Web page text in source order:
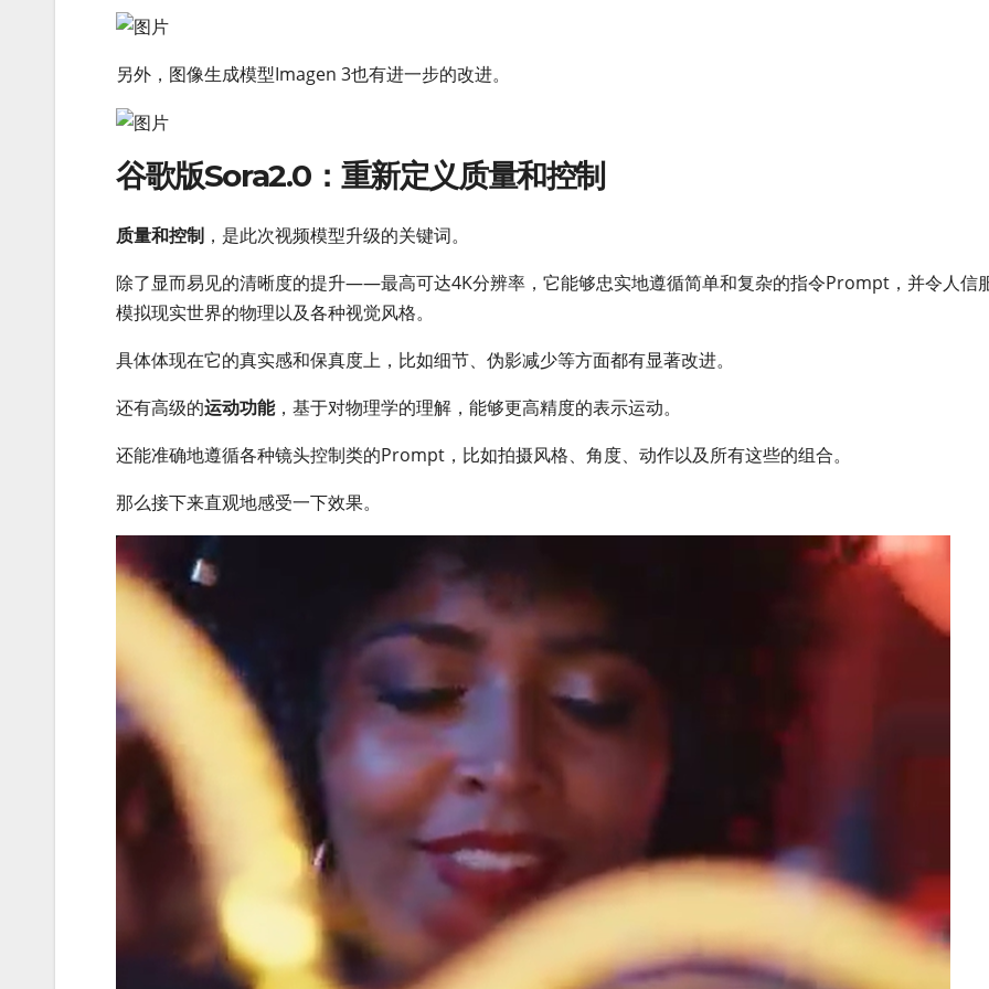
另外，图像生成模型Imagen 3也有进一步的改进。
谷歌版Sora2.0：重新定义质量和控制
质量和控制 ，是此次视频模型升级的关键词。
除了显而易见的清晰度的提升——最高可达4K分辨率，它能够忠实地遵循简单和复杂的指令Prompt，并令人信
模拟现实世界的物理以及各种视觉风格。
具体体现在它的真实感和保真度上，比如细节、伪影减少等方面都有显著改进。
还有高级的运动功能，基于对物理学的理解，能够更高精度的表示运动。
还能准确地遵循各种镜头控制类的Prompt，比如拍摄风格、角度、动作以及所有这些的组合。
那么接下来直观地感受一下效果。